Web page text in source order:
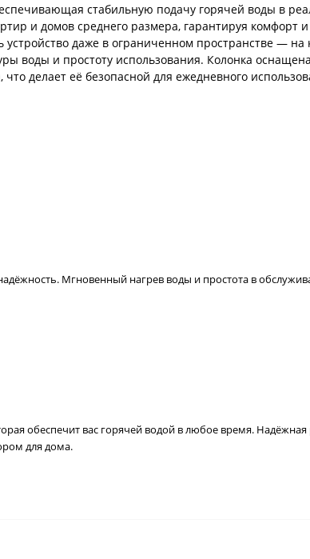
стабильную подачу горячей воды в
и домов среднего размера, гарантируя комфорт
даже в ограниченном пространстве — на
воды и простоту использования. Колонка
делает её безопасной для ежедневного
Мгновенный нагрев воды и простота в
обеспечит вас горячей водой в любое время. Надёжная
для дома.